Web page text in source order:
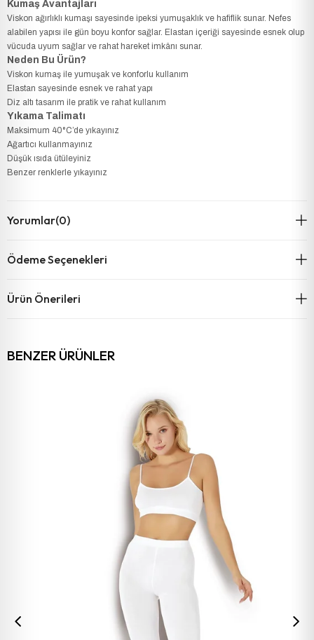
Kumaş Avantajları
Viskon ağırlıklı kumaşı sayesinde ipeksi yumuşaklık ve hafiflik sunar. Nefes
alabilen yapısı ile gün boyu konfor sağlar. Elastan içeriği sayesinde esnek olup
vücuda uyum sağlar ve rahat hareket imkânı sunar.
Neden Bu Ürün?
Viskon kumaş ile yumuşak ve konforlu kullanım
Elastan sayesinde esnek ve rahat yapı
Diz altı tasarım ile pratik ve rahat kullanım
Yıkama Talimatı
Maksimum 40°C’de yıkayınız
Ağartıcı kullanmayınız
Düşük ısıda ütüleyiniz
Benzer renklerle yıkayınız
Yorumlar(0)
Ödeme Seçenekleri
Ürün Önerileri
BENZER ÜRÜNLER